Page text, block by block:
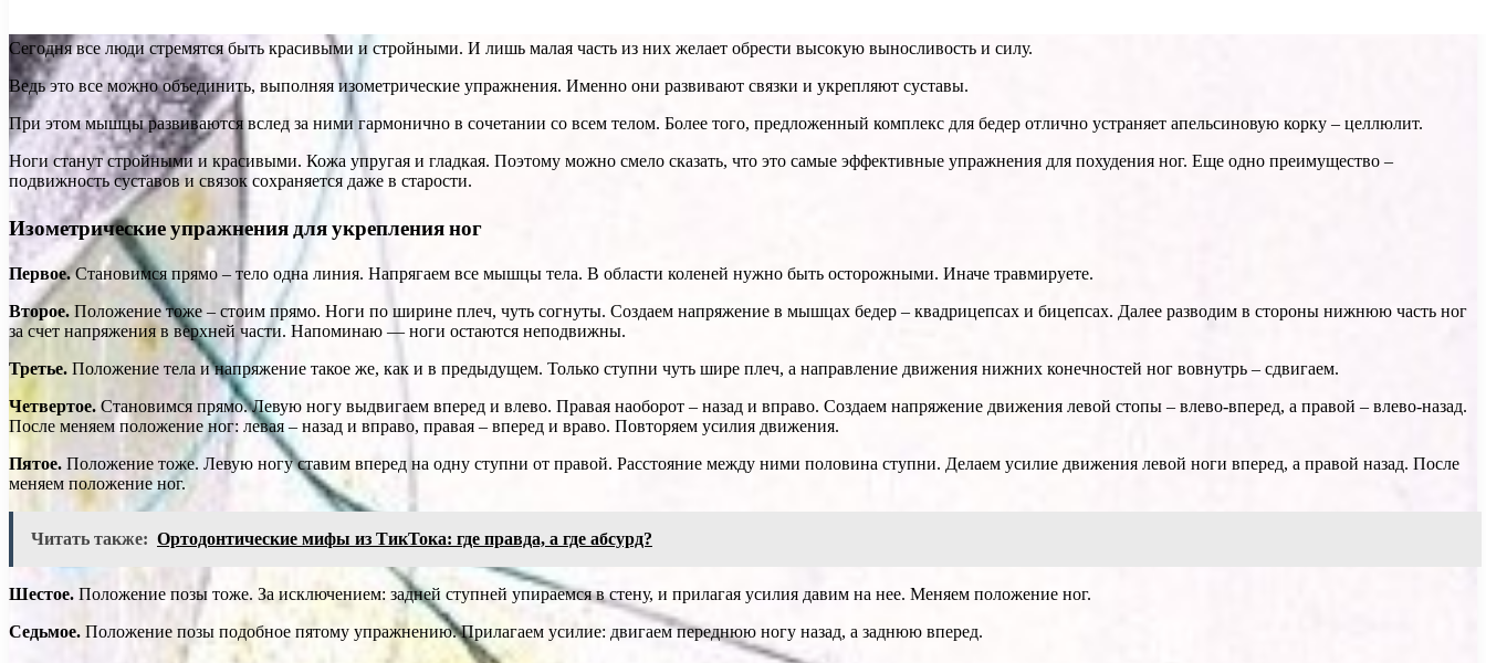
Сегодня все люди стремятся быть красивыми и стройными. И лишь малая часть из них желает обрести высокую выносливость и силу.
Ведь это все можно объединить, выполняя изометрические упражнения. Именно они развивают связки и укрепляют суставы.
При этом мышцы развиваются вслед за ними гармонично в сочетании со всем телом. Более того, предложенный комплекс для бедер отлично устраняет апельсиновую корку – целлюлит.
Ноги станут стройными и красивыми. Кожа упругая и гладкая. Поэтому можно смело сказать, что это самые эффективные упражнения для похудения ног. Еще одно преимущество –
подвижность суставов и связок сохраняется даже в старости.
Изометрические упражнения для укрепления ног
Первое.Становимся прямо – тело одна линия. Напрягаем все мышцы тела. В области коленей нужно быть осторожными. Иначе травмируете.
Второе. Положение тоже – стоим прямо. Ноги по ширине плеч, чуть согнуты. Создаем напряжение в мышцах бедер – квадрицепсах и бицепсах. Далее разводим в стороны нижнюю часть ног
за счет напряжения в верхней части. Напоминаю — ноги остаются неподвижны.
Третье. Положение тела и напряжение такое же, как и в предыдущем. Только ступни чуть шире плеч, а направление движения нижних конечностей ног вовнутрь – сдвигаем.
Четвертое. Становимся прямо. Левую ногу выдвигаем вперед и влево. Правая наоборот – назад и вправо. Создаем напряжение движения левой стопы – влево-вперед, а правой – влево-назад.
После меняем положение ног: левая – назад и вправо, правая – вперед и враво. Повторяем усилия движения.
Пятое. Положение тоже. Левую ногу ставим вперед на одну ступни от правой. Расстояние между ними половина ступни. Делаем усилие движения левой ноги вперед, а правой назад. После
меняем положение ног.
Читать также: Ортодонтические мифы из ТикТока: где правда, а где абсурд?
Шестое. Положение позы тоже. За исключением: задней ступней упираемся в стену, и прилагая усилия давим на нее. Меняем положение ног.
Седьмое. Положение позы подобное пятому упражнению. Прилагаем усилие: двигаем переднюю ногу назад, а заднюю вперед.